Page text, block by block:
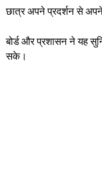
छात्र अपने प्रदर्शन से अपने
बोर्ड और प्रशासन ने यह
सके।